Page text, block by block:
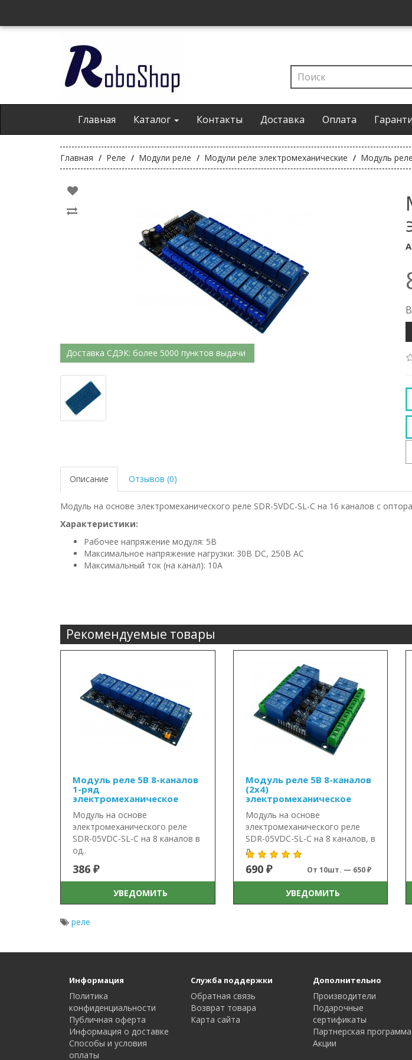
Главная Каталог Контакты Доставка Оплата
Главная Реле Модули реле Модули реле электромеханические Модуль
Доставка СДЭК: более 5000 пунктов выдачи
Описание Отзывов (0)
Модуль на основе электромеханического реле SDR-5VDC-SL-C на 16 каналов с
Характеристики:
Рабочее напряжение модуля: 5В
Максимальное напряжение нагрузки: 30В DC, 250В AC
Максимальный ток (на канал): 10А
Рекомендуемые товары
Модуль реле 5В 8-каналов
1-ряд
электромеханическое
Модуль на основе
электромеханического реле
SDR-05VDC-SL-C на 8 каналов в
од..
386 ₽
УВЕДОМИТЬ
Модуль реле 5В 8-каналов
(2x4)
электромеханическое
Модуль на основе
электромеханического реле
SDR-05VDC-SL-C на 8 каналов, в
д..
690 ₽ От 10шт. — 650 ₽
УВЕДОМИТЬ
реле
Информация
Политика
конфиденциальности
Публичная оферта
Информация о доставке
Способы и условия
оплаты
Служба поддержки
Обратная связь
Возврат товара
Карта сайта
Дополнительно
Производители
Подарочные
сертификаты
Партнерская программа
Акции